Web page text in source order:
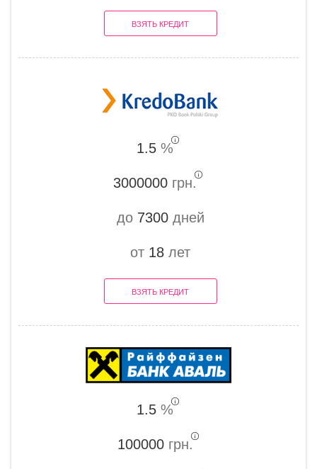
ВЗЯТЬ КРЕДИТ
1.5 %
3000000 грн.
до 7300дней
от 18 лет
ВЗЯТЬ КРЕДИТ
1.5 %
100000грн.